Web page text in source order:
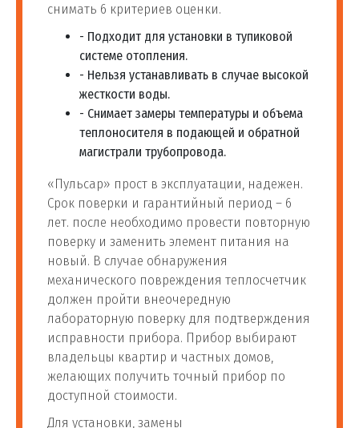
снимать 6 критериев оценки.
- Подходит для установки в тупиковой
системе отопления.
- Нельзя устанавливать в случае высокой
жесткости воды.
- Снимает замеры температуры и объема
теплоносителя в подающей и обратной
магистрали трубопровода.
«Пульсар» прост в эксплуатации, надежен.
Срок поверки и гарантийный период – 6
лет. после необходимо провести повторную
поверку и заменить элемент питания на
новый. В случае обнаружения
механического повреждения теплосчетчик
должен пройти внеочередную
лабораторную поверку для подтверждения
исправности прибора. Прибор выбирают
владельцы квартир и частных домов,
желающих получить точный прибор по
доступной стоимости.
Для установки, замены